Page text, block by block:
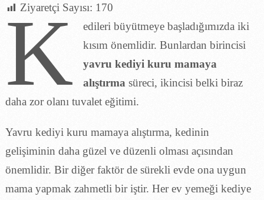
Ziyaretçi Sayısı: 170
K
edileri büyütmeye başladığımızda iki
kısım önemlidir. Bunlardan birincisi
yavru kediyi kuru mamaya
alıştırma süreci, ikincisi belki biraz
daha zor olanı tuvalet eğitimi.
Yavru kediyi kuru mamaya alıştırma, kedinin
gelişiminin daha güzel ve düzenli olması açısından
önemlidir. Bir diğer faktör de sürekli evde ona uygun
mama yapmak zahmetli bir iştir. Her ev yemeği kediye